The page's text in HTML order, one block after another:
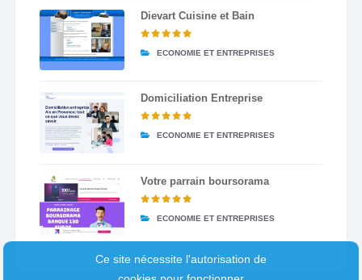
Dievart Cuisine et Bain
ECONOMIE ET ENTREPRISES
Domiciliation Entreprise
ECONOMIE ET ENTREPRISES
Votre parrain boursorama
ECONOMIE ET ENTREPRISES
Ce site nécessite l'autorisation de